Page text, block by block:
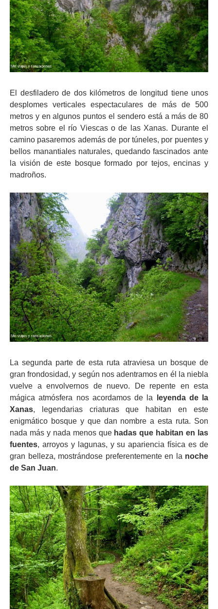
El desfiladero de dos kilómetros de longitud tiene unos
desplomes verticales espectaculares de más de 500
metros y en algunos puntos el sendero está a más de 80
metros sobre el río Viescas o de las Xanas. Durante el
camino pasaremos además de por túneles, por puentes y
bellos manantiales naturales, quedando fascinados ante
la visión de este bosque formado por tejos, encinas y
madroños.
La segunda parte de esta ruta atraviesa un bosque de
gran frondosidad, y según nos adentramos en él la niebla
vuelve a envolvernos de nuevo. De repente en esta
mágica atmósfera nos acordamos de la
leyenda de la
Xanas, legendarias criaturas que habitan en este
enigmático bosque y que dan nombre a esta ruta. Son
nada más y nada menos que hadas que habitan en las
fuentes, arroyos y lagunas, y su apariencia física es de
gran belleza, mostrándose preferentemente en la noche
de San Juan.